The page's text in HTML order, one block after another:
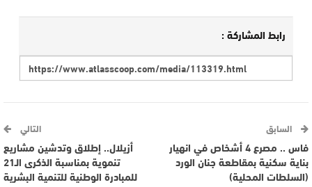
رابط المشاركة :
السابق
فاس .. مصرع 4 أشخاص في انهيار
بناية سكنية بمقاطعة جنان الورد
(السلطات المحلية)
التالي
أزيلال.. إطلاق وتدشين مشاريع
تنموية بمناسبة الذكرى الـ21
للمبادرة الوطنية للتنمية البشرية